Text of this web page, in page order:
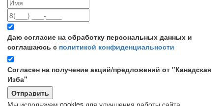
Даю согласие на обработку персональных данных и
соглашаюсь с политикой конфиденциальности
Согласен на получение акций/предложений от "Канадская
Изба"
Мы используем cookies для улучшения работы сайта.